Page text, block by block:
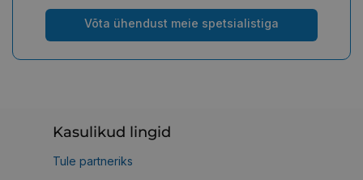
Võta ühendust meie spetsialistiga
Kasulikud lingid
Tule partneriks